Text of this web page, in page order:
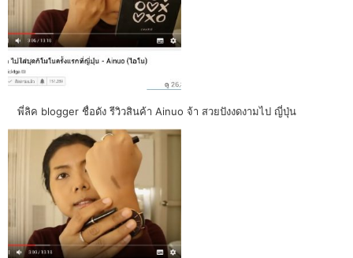
พี่ลิค blogger ชื่อดัง รีวิวสินค้า Ainuo จ้า สวยปังงดงามไป ญี่ปุ่น